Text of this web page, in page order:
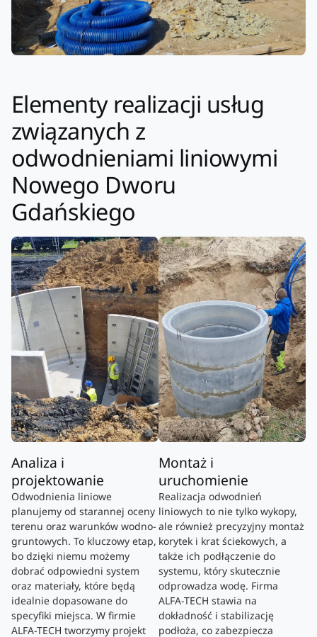
Elementy realizacji usług
związanych z
odwodnieniami liniowymi
Nowego Dworu
Gdańskiego
Analiza i
projektowanie
Odwodnienia liniowe
planujemy od starannej oceny
terenu oraz warunków wodno-
gruntowych. To kluczowy etap,
bo dzięki niemu możemy
dobrać odpowiedni system
oraz materiały, które będą
idealnie dopasowane do
specyfiki miejsca. W firmie
ALFA-TECH tworzymy projekt
Montaż i
uruchomienie
Realizacja odwodnień
liniowych to nie tylko wykopy,
ale również precyzyjny montaż
korytek i krat ściekowych, a
także ich podłączenie do
systemu, który skutecznie
odprowadza wodę. Firma
ALFA-TECH stawia na
dokładność i stabilizację
podłoża, co zabezpiecza